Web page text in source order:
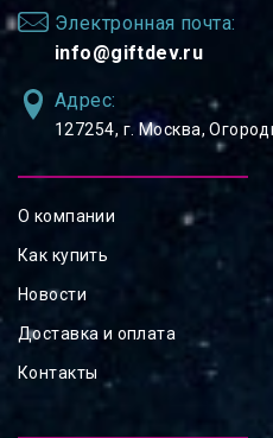
Электронная почта:
info@giftdev.ru
Адрес:
127254, ⁠г. Москва,
О компании
Как купить
Новости
Доставка и оплата
Контакты